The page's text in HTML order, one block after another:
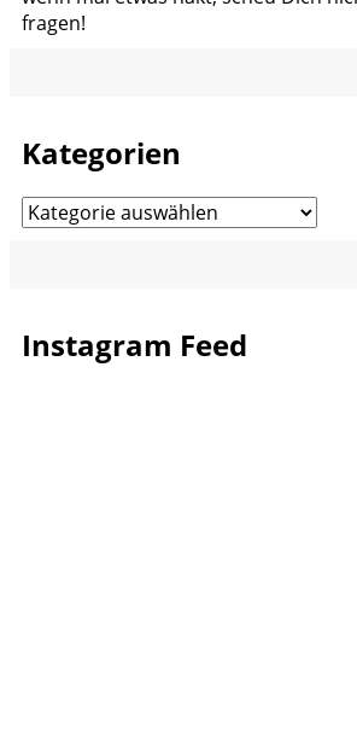
fragen!
Kategorien
Kategorien
Instagram Feed